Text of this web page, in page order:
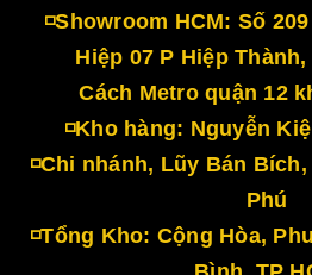
◽Showroom HCM: Số
Hiệp 07 P Hiệp Thành,
Cách Metro quận 12
◽Kho hàng: Nguyễn
◽Chi nhánh, Lũy Bán
Phú
◽Tổng Kho: Cộng Hòa,